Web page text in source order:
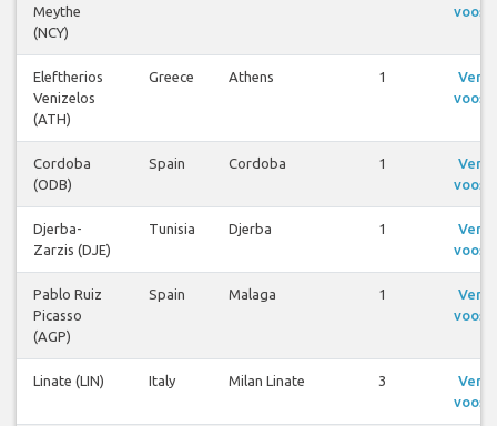
Meythe
(NCY)
voos
Eleftherios
Venizelos
(ATH)
Greece Athens 1
Ver
voos
Cordoba
(ODB)
Spain Cordoba 1
Ver
voos
Djerba-
Zarzis (DJE)
Tunisia Djerba 1
Ver
voos
Pablo Ruiz
Picasso
(AGP)
Spain Malaga 1
Ver
voos
Linate (LIN) Italy Milan Linate 3
Ver
voos